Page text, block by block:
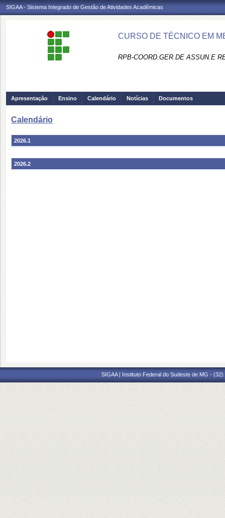
SIGAA - Sistema Integrado de Gestão de Atividades Acadêmicas
CURSO DE TÉCNICO EM
RPB-COORD.GER.DE ASSUN.E
Apresentação Ensino Calendário Notícias Documentos
Calendário
2026.1
2026.2
SIGAA | Instituto Federal do Sudeste de MG -